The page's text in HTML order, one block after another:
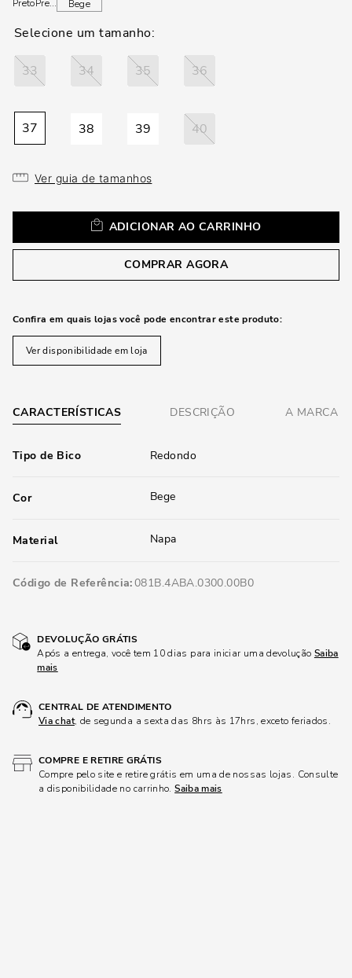
PretoPreto Bege
33 34 35 36
37 38 39 40
Ver guia de tamanhos
ADICIONAR AO CARRINHO
COMPRAR AGORA
Confira em quais lojas você pode encontrar este produto:
Ver disponibilidade em loja
CARACTERÍSTICAS DESCRIÇÃO A MARCA
Tipo de Bico Redondo
Cor Bege
Material Napa
Código de Referência 081B.4ABA.0300.00B0
DEVOLUÇÃO GRÁTIS
Após a entrega, você tem 10 dias para iniciar uma devolução Saiba
mais
CENTRAL DE ATENDIMENTO
Via chat, de segunda a sexta das 8hrs às 17hrs, exceto feriados.
COMPRE E RETIRE GRÁTIS
Compre pelo site e retire grátis em uma de nossas lojas. Consulte
a disponibilidade no carrinho.Saiba mais